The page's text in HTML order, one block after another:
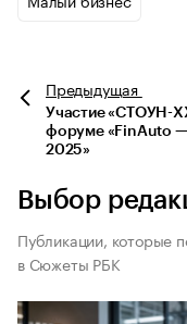
Предыдущая
Участие «СТОУН-
форуме «FinAuto
2025»
Выбор
Публикации, которые
в Сюжеты РБК